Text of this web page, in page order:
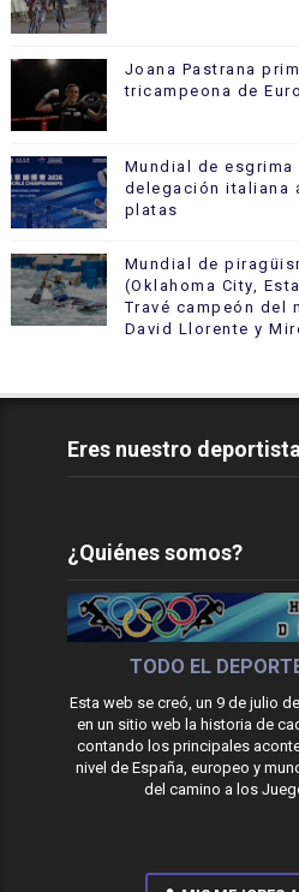
Joana Pastrana
tricampeona de
Mundial de esgrima
delegación italiana
platas
Mundial de
(Oklahoma City,
Travé campeón del
David Llorente y
Eres nuestro
¿Quiénes somos?
TODO EL
Esta web se creó, un 9 de julio
en un sitio web la historia de
contando los principales
nivel de España, europeo y
del camino a los